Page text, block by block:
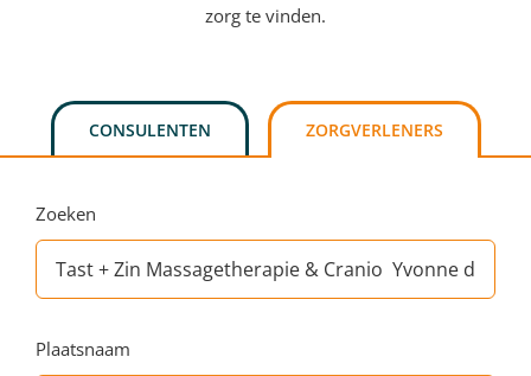
zorg te vinden.
CONSULENTEN ZORGVERLENERS
Zoeken
Plaatsnaam